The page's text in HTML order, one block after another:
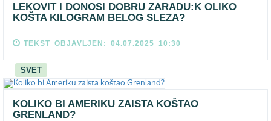
LEKOVIT I DONOSI DOBRU ZARADU:K OLIKO
KOŠTA KILOGRAM BELOG SLEZA?
TEKST OBJAVLJEN: 04.07.2025 10:30
SVET
KOLIKO BI AMERIKU ZAISTA KOŠTAO
GRENLAND?